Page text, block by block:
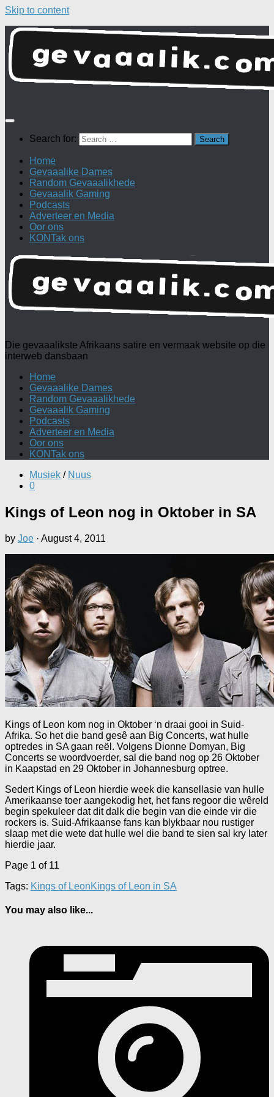
Skip to content
Search for:
Home
Gevaaalike Dames
Random Gevaaalikhede
Gevaaalik Gaming
Podcasts
Adverteer en Media
Oor ons
KONTak ons
Die gevaaalikste Afrikaans satire en vermaak website op die
interweb dansbaan
Home
Gevaaalike Dames
Random Gevaaalikhede
Gevaaalik Gaming
Podcasts
Adverteer en Media
Oor ons
KONTak ons
Musiek / Nuus
0
Kings of Leon nog in Oktober in SA
by Joe · August 4, 2011
Kings of Leon kom nog in Oktober ‘n draai gooi in Suid-
Afrika. So het die band gesê aan Big Concerts, wat hulle
optredes in SA gaan reël. Volgens Dionne Domyan, Big
Concerts se woordvoerder, sal die band nog op 26 Oktober
in Kaapstad en 29 Oktober in Johannesburg optree.
Sedert Kings of Leon hierdie week die kansellasie van hulle
Amerikaanse toer aangekodig het, het fans regoor die wêreld
begin spekuleer dat dit dalk die begin van die einde vir die
rockers is. Suid-Afrikaanse fans kan blykbaar nou rustiger
slaap met die wete dat hulle wel die band te sien sal kry later
hierdie jaar.
Page 1 of 11
Tags: Kings of LeonKings of Leon in SA
You may also like...